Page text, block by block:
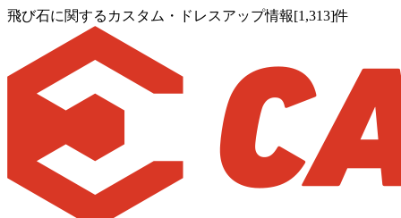
飛び石に関するカスタム・ドレスアップ情報[1,313]件